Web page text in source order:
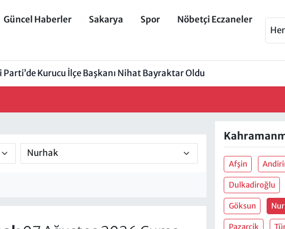
Güncel Haberler Sakarya Spor
Nöbetçi Eczaneler
Parti’de Kurucu İlçe Başkanı Nihat Bayraktar Oldu
Afşin
Dulkadiroğlu
Göksun
Pazarcik